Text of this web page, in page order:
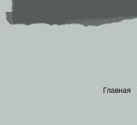
Главная